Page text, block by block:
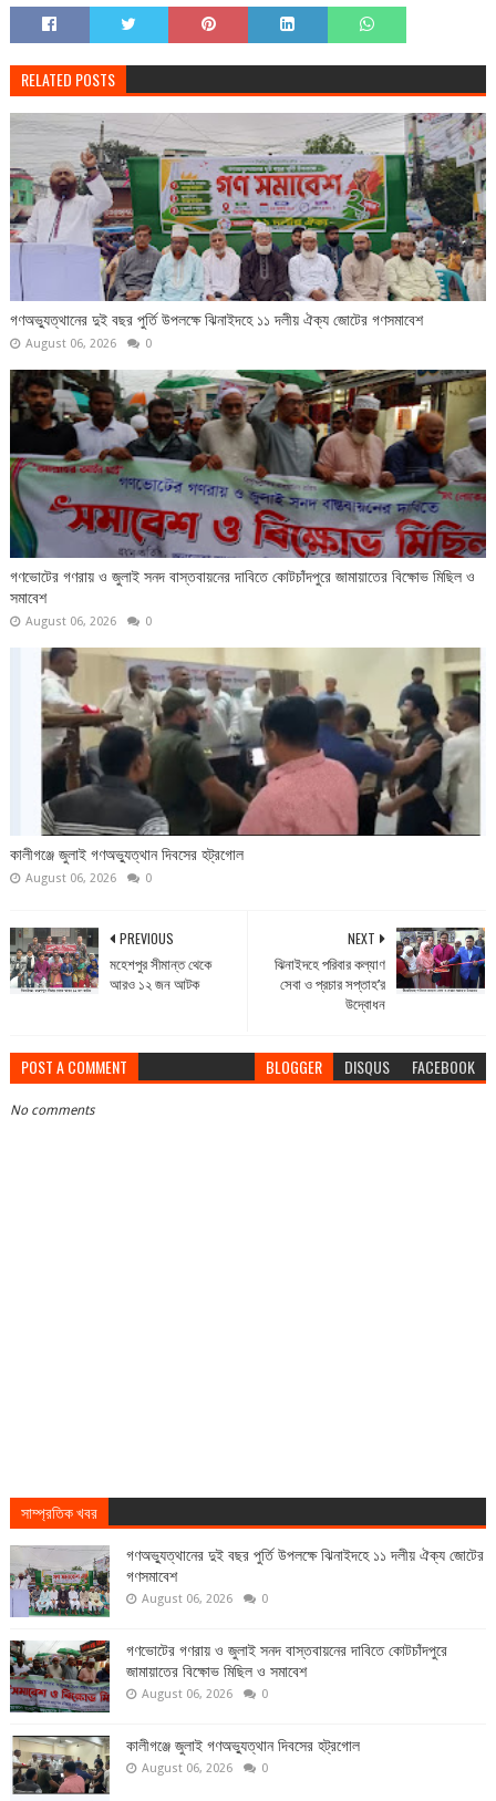
RELATED POSTS
গণঅভ্যুত্থানের দুই বছর পুর্তি উপলক্ষে ঝিনাইদহে ১১ দলীয় ঐক্য জোটের গণসমাবেশ
August 06, 2026 0
গণভোটের গণরায় ও জুলাই সনদ বাস্তবায়নের দাবিতে কোটচাঁদপুরে জামায়াতের বিক্ষোভ মিছিল ও
সমাবেশ
August 06, 2026 0
কালীগঞ্জে জুলাই গণঅভ্যুত্থান দিবসের হট্রগোল
August 06, 2026 0
NEXT
ঝিনাইদহে পরিবার কল্যাণ
সেবা ও প্রচার সপ্তাহ’র
উদ্বোধন
PREVIOUS
মহেশপুর সীমান্ত থেকে
আরও ১২ জন আটক
POST A COMMENT BLOGGER DISQUS FACEBOOK
No comments
সাম্প্রতিক খবর
গণঅভ্যুত্থানের দুই বছর পুর্তি উপলক্ষে ঝিনাইদহে ১১ দলীয় ঐক্য জোটের
গণসমাবেশ
August 06, 2026 0
গণভোটের গণরায় ও জুলাই সনদ বাস্তবায়নের দাবিতে কোটচাঁদপুরে
জামায়াতের বিক্ষোভ মিছিল ও সমাবেশ
August 06, 2026 0
কালীগঞ্জে জুলাই গণঅভ্যুত্থান দিবসের হট্রগোল
August 06, 2026 0